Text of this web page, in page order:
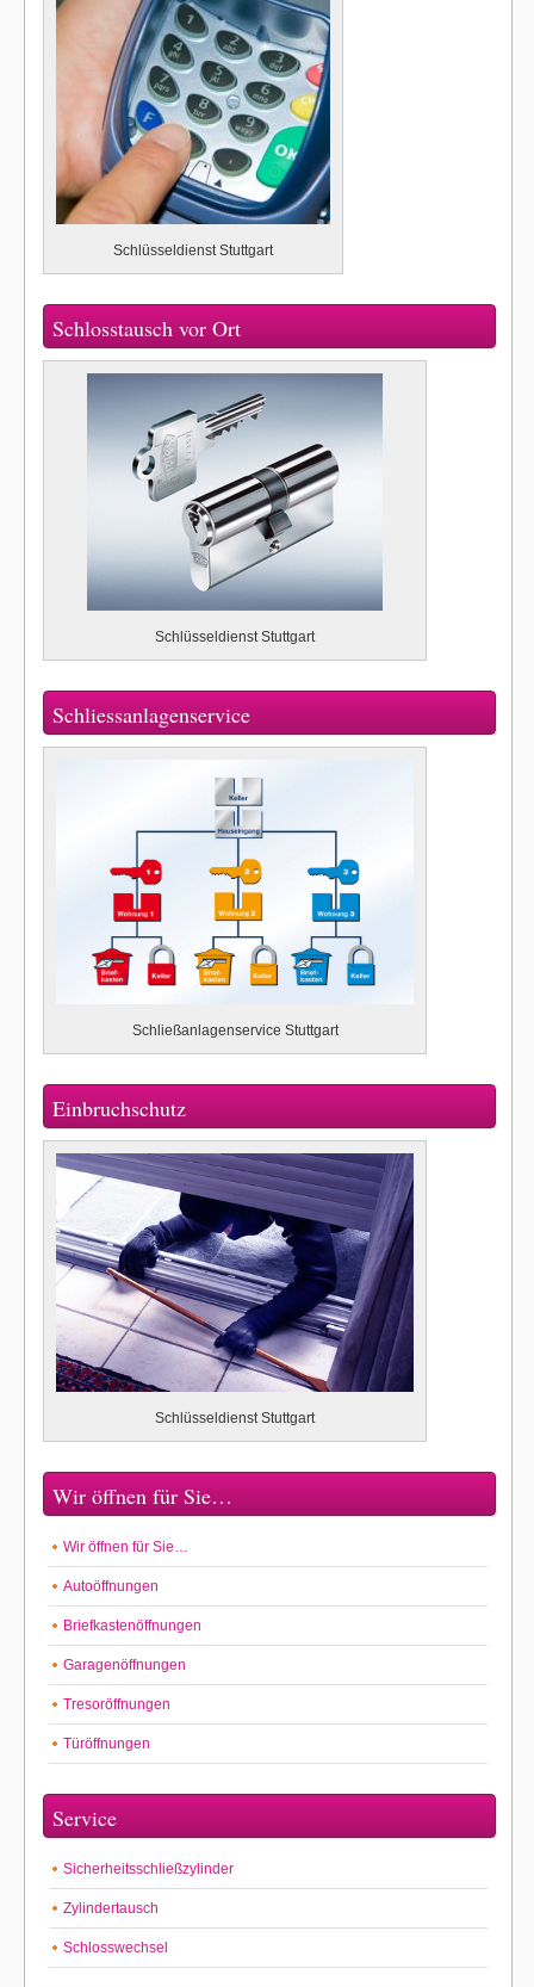
Schlüsseldienst Stuttgart
Schlosstausch vor Ort
Schlüsseldienst Stuttgart
Schliessanlagenservice
Schließanlagenservice Stuttgart
Einbruchschutz
Schlüsseldienst Stuttgart
Wir öffnen für Sie…
Wir öffnen für Sie…
Autoöffnungen
Briefkastenöffnungen
Garagenöffnungen
Tresoröffnungen
Türöffnungen
Service
Sicherheitsschließzylinder
Zylindertausch
Schlosswechsel